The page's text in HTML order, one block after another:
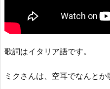
歌詞はイタリア語です。
ミクさんは、空耳でなんとか